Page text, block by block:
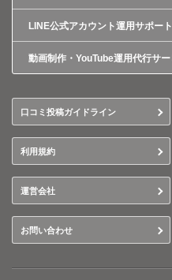
LINE公式アカウント運用サポート
動画制作・YouTube運用代行サ
口コミ投稿ガイドライン
利用規約
運営会社
お問い合わせ